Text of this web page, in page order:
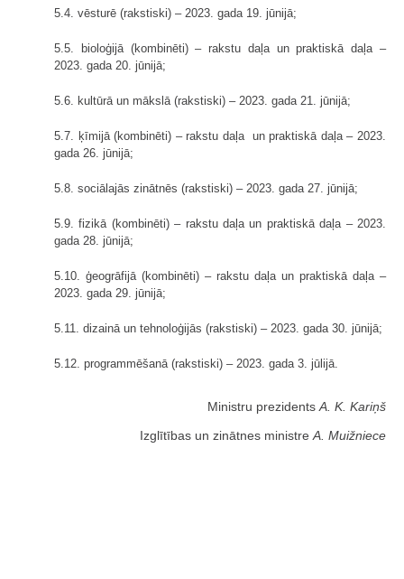
5.4. vēsturē (rakstiski) – 2023. gada 19. jūnijā;
5.5. bioloģijā (kombinēti) – rakstu daļa un praktiskā daļa –
2023. gada 20. jūnijā;
5.6. kultūrā un mākslā (rakstiski) – 2023. gada 21. jūnijā;
5.7. ķīmijā (kombinēti) – rakstu daļa un praktiskā daļa – 2023.
gada 26. jūnijā;
5.8. sociālajās zinātnēs (rakstiski) – 2023. gada 27. jūnijā;
5.9. fizikā (kombinēti) – rakstu daļa un praktiskā daļa – 2023.
gada 28. jūnijā;
5.10. ģeogrāfijā (kombinēti) – rakstu daļa un praktiskā daļa –
2023. gada 29. jūnijā;
5.11. dizainā un tehnoloģijās (rakstiski) – 2023. gada 30. jūnijā;
5.12. programmēšanā (rakstiski) – 2023. gada 3. jūlijā.
Ministru prezidents A. K. Kariņš
Izglītības un zinātnes ministre A. Muižniece